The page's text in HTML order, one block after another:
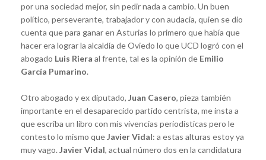
por una sociedad mejor, sin pedir nada a cambio. Un buen
político, perseverante, trabajador y con audacia, quien se dio
cuenta que para ganar en Asturias lo primero que había que
hacer era lograr la alcaldía de Oviedo lo que UCD logró con el
abogado Luis Riera al frente, tal es la opinión de Emilio
García Pumarino.
Otro abogado y ex diputado, Juan Casero, pieza también
importante en el desaparecido partido centrista, me insta a
que escriba un libro con mis vivencias periodísticas pero le
contesto lo mismo queJavier Vidal: a estas alturas estoy ya
muy vago. Javier Vidal, actual número dos en la candidatura